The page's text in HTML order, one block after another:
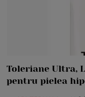
Toleriane Ultra,
pentru pielea